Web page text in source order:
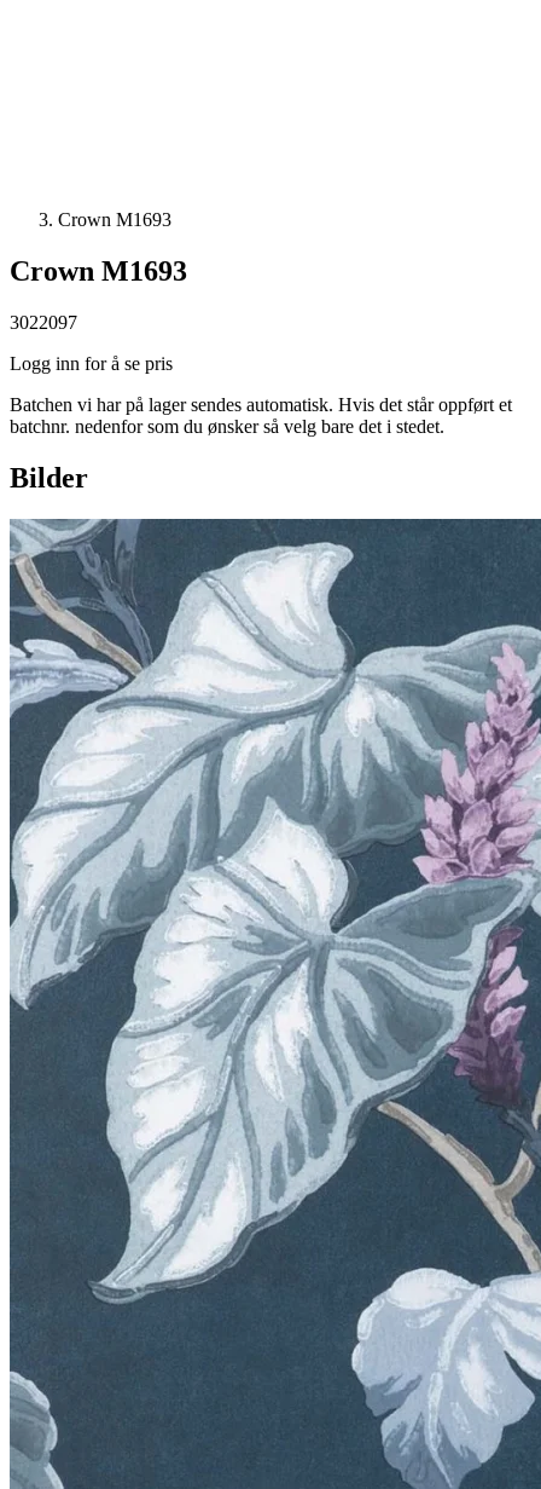
Crown M1693
Crown M1693
3022097
Logg inn for å se pris
Batchen vi har på lager sendes automatisk. Hvis det står oppført et
batchnr. nedenfor som du ønsker så velg bare det i stedet.
Bilder